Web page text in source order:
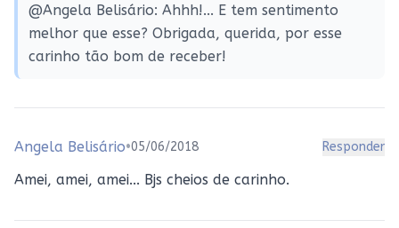
@Angela Belisário: Ahhh!... E tem sentimento
melhor que esse? Obrigada, querida, por esse
carinho tão bom de receber!
Angela Belisário•05/06/2018 Responder
Amei, amei, amei... Bjs cheios de carinho.